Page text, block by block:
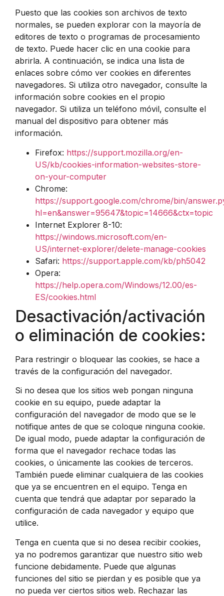
Puesto que las cookies son archivos de texto
normales, se pueden explorar con la mayoría de
editores de texto o programas de procesamiento
de texto. Puede hacer clic en una cookie para
abrirla. A continuación, se indica una lista de
enlaces sobre cómo ver cookies en diferentes
navegadores. Si utiliza otro navegador, consulte la
información sobre cookies en el propio
navegador. Si utiliza un teléfono móvil, consulte el
manual del dispositivo para obtener más
información.
Firefox: https://support.mozilla.org/en-
US/kb/cookies-information-websites-store-
on-your-computer
Chrome:
https://support.google.com/chrome/bin/
hl=en&answer=95647&topic=14666&ctx=topic
Internet Explorer 8-10:
https://windows.microsoft.com/en-
US/internet-explorer/delete-manage-cookies
Safari: https://support.apple.com/kb/ph5042
Opera:
https://help.opera.com/Windows/12.00/es-
ES/cookies.html
Desactivación/activación
o eliminación de cookies:
Para restringir o bloquear las cookies, se hace a
través de la configuración del navegador.
Si no desea que los sitios web pongan ninguna
cookie en su equipo, puede adaptar la
configuración del navegador de modo que se le
notifique antes de que se coloque ninguna cookie.
De igual modo, puede adaptar la configuración de
forma que el navegador rechace todas las
cookies, o únicamente las cookies de terceros.
También puede eliminar cualquiera de las cookies
que ya se encuentren en el equipo. Tenga en
cuenta que tendrá que adaptar por separado la
configuración de cada navegador y equipo que
utilice.
Tenga en cuenta que si no desea recibir cookies,
ya no podremos garantizar que nuestro sitio web
funcione debidamente. Puede que algunas
funciones del sitio se pierdan y es posible que ya
no pueda ver ciertos sitios web. Rechazar las